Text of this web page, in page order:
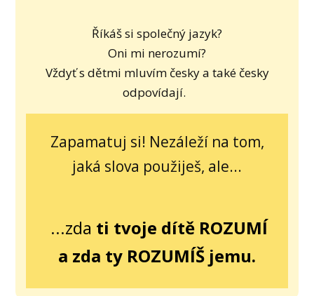
Říkáš si společný jazyk?
Oni mi nerozumí?
Vždyť s dětmi mluvím česky a také česky
odpovídají.
Zapamatuj si! Nezáleží na tom,
jaká slova použiješ, ale...
...zda ti tvoje dítě ROZUMÍ
a zda ty ROZUMÍŠ jemu.